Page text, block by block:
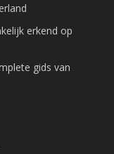
erkend op
gids van